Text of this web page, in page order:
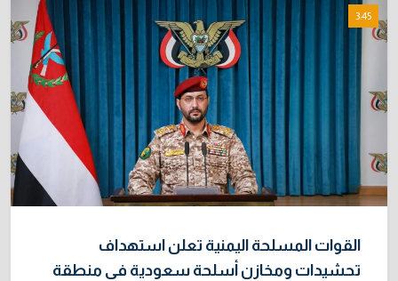
3:45
القوات المسلحة اليمنية تعلن استهداف
تحشيدات ومخازن أسلحة سعودية في منطقة